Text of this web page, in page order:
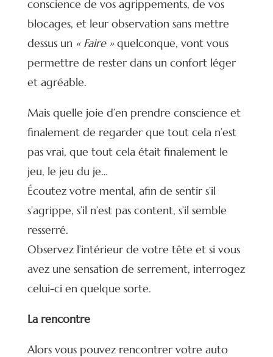
conscience de vos agrippements, de vos
blocages, et leur observation sans mettre
dessus un « Faire »quelconque, vont vous
permettre de rester dans un confort léger
et agréable.
Mais quelle joie d’en prendre conscience et
finalement de regarder que tout cela n’est
pas vrai, que tout cela était finalement le
jeu, le jeu du je…
Écoutez votre mental, afin de sentir s’il
s’agrippe, s’il n’est pas content, s’il semble
resserré.
Observez l’intérieur de votre tête et si vous
avez une sensation de serrement, interrogez
celui-ci en quelque sorte.
La rencontre
Alors vous pouvez rencontrer votre auto